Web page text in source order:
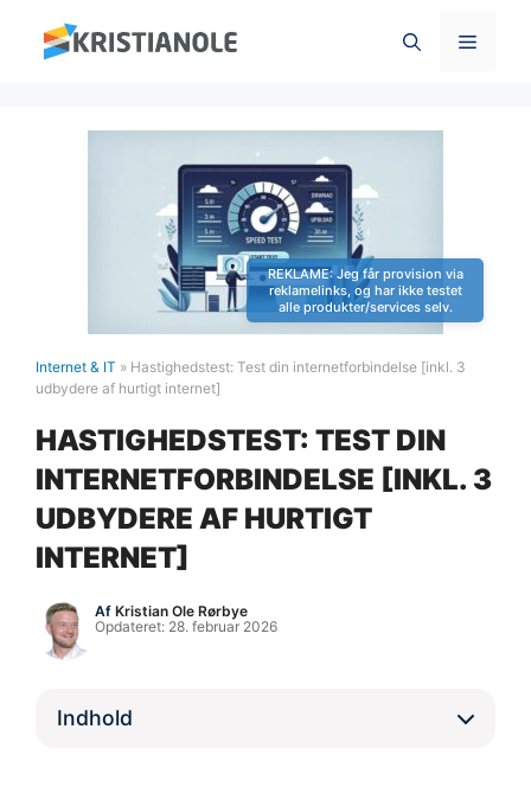
Menu
Internet & IT » Hastighedstest: Test din internetforbindelse [inkl. 3
udbydere af hurtigt internet]
HASTIGHEDSTEST: TEST DIN
INTERNETFORBINDELSE [INKL. 3
UDBYDERE AF HURTIGT
INTERNET]
Af Kristian Ole Rørbye
Opdateret: 28. februar 2026
Indhold